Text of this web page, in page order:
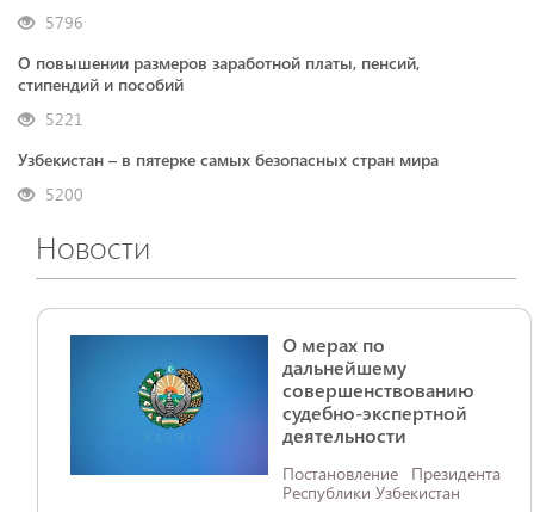
5796
О повышении размеров заработной платы, пенсий,
стипендий и пособий
5221
Узбекистан – в пятерке самых безопасных стран мира
5200
Новости
О мерах по
дальнейшему
совершенствованию
судебно-экспертной
деятельности
Постановление Президента
Республики Узбекистан